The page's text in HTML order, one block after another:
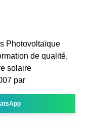
Photovoltaïque
de qualité,
solaire
par